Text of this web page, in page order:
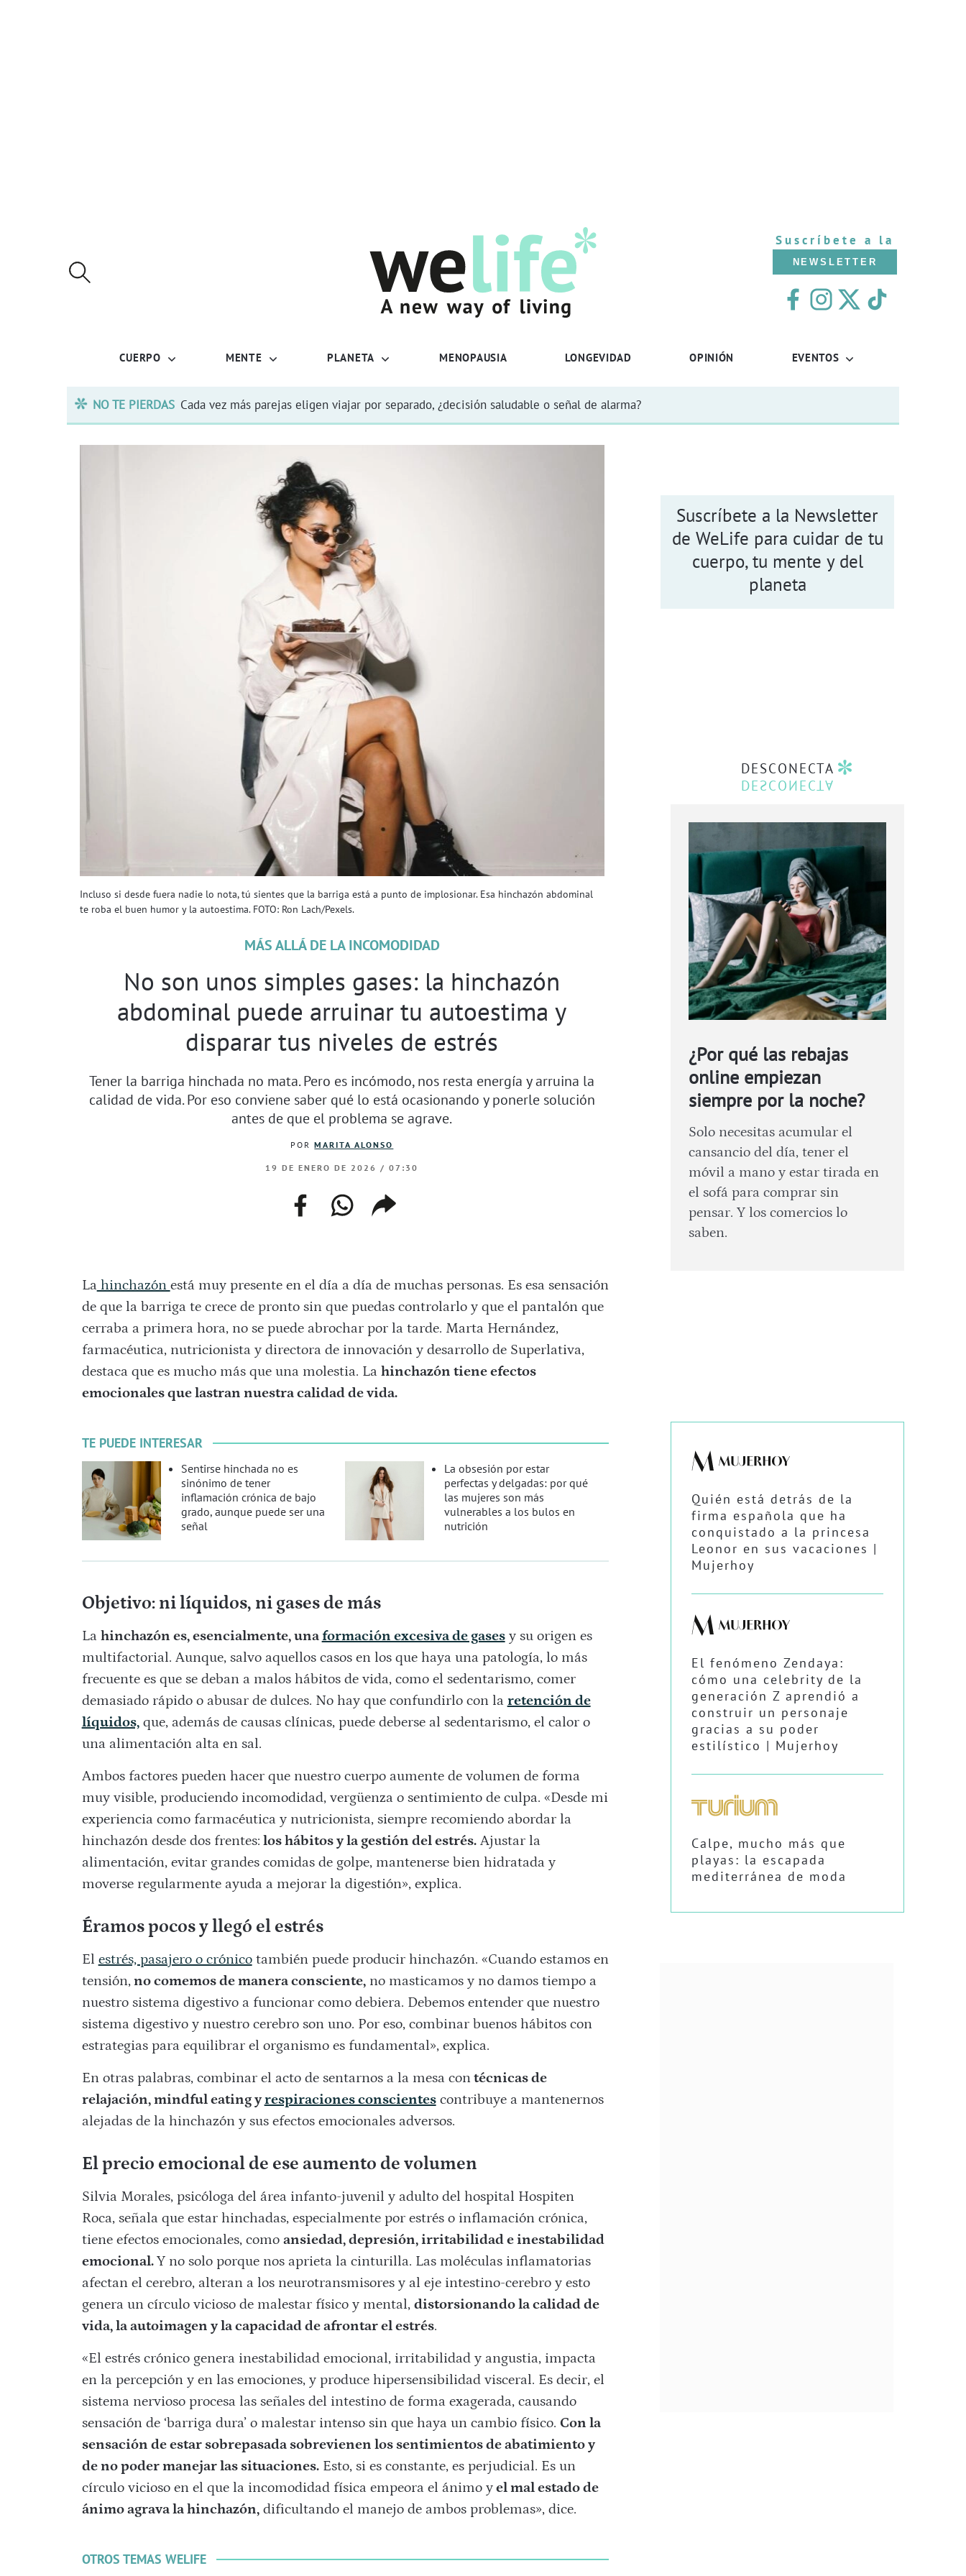
Suscríbete a la
NEWSLETTER
CUERPO MENTE PLANETA MENOPAUSIA LONGEVIDAD OPINIÓN EVENTOS
NO TE PIERDAS Cada vez más parejas eligen viajar por separado, ¿decisión saludable o señal de alarma?
Incluso si desde fuera nadie lo nota, tú sientes que la barriga está a punto de implosionar. Esa hinchazón abdominal
te roba el buen humor y la autoestima. FOTO: Ron Lach/Pexels.
MÁS ALLÁ DE LA INCOMODIDAD
No son unos simples gases: la hinchazón
abdominal puede arruinar tu autoestima y
disparar tus niveles de estrés
Tener la barriga hinchada no mata. Pero es incómodo, nos resta energía y arruina la
calidad de vida. Por eso conviene saber qué lo está ocasionando y ponerle solución
antes de que el problema se agrave.
PORMARITA ALONSO
19 DE ENERO DE 2026 / 07:30
facebookwhatsapp
web
copiar
enlace
Lahinchazón está muy presente en el día a día de muchas personas. Es esa sensación
de que la barriga te crece de pronto sin que puedas controlarlo y que el pantalón que
cerraba a primera hora, no se puede abrochar por la tarde. Marta Hernández,
farmacéutica, nutricionista y directora de innovación y desarrollo de Superlativa,
destaca que es mucho más que una molestia. La hinchazón tiene efectos
emocionales que lastran nuestra calidad de vida.
TE PUEDE INTERESAR
Sentirse hinchada no es
sinónimo de tener
inflamación crónica de bajo
grado, aunque puede ser una
señal
La obsesión por estar
perfectas y delgadas: por qué
las mujeres son más
vulnerables a los bulos en
nutrición
Objetivo: ni líquidos, ni gases de más
La hinchazón es, esencialmente, una formación excesiva de gasesy su origen es
multifactorial. Aunque, salvo aquellos casos en los que haya una patología, lo más
frecuente es que se deban a malos hábitos de vida, como el sedentarismo, comer
demasiado rápido o abusar de dulces. No hay que confundirlo con la retención de
líquidos,que, además de causas clínicas, puede deberse al sedentarismo, el calor o
una alimentación alta en sal.
Ambos factores pueden hacer que nuestro cuerpo aumente de volumen de forma
muy visible, produciendo incomodidad, vergüenza o sentimiento de culpa. «Desde mi
experiencia como farmacéutica y nutricionista, siempre recomiendo abordar la
hinchazón desde dos frentes: los hábitos y la gestión del estrés.Ajustar la
alimentación, evitar grandes comidas de golpe, mantenerse bien hidratada y
moverse regularmente ayuda a mejorar la digestión», explica.
Éramos pocos y llegó el estrés
El estrés, pasajero o crónicotambién puede producir hinchazón. «Cuando estamos en
tensión,no comemos de manera consciente,no masticamos y no damos tiempo a
nuestro sistema digestivo a funcionar como debiera. Debemos entender que nuestro
sistema digestivo y nuestro cerebro son uno. Por eso, combinar buenos hábitos con
estrategias para equilibrar el organismo es fundamental», explica.
En otras palabras, combinar el acto de sentarnos a la mesa contécnicas de
relajación, mindful eating yrespiraciones conscientescontribuye a mantenernos
alejadas de la hinchazón y sus efectos emocionales adversos.
El precio emocional de ese aumento de volumen
Silvia Morales, psicóloga del área infanto-juvenil y adulto del hospital Hospiten
Roca, señala que estar hinchadas, especialmente por estrés o inflamación crónica,
tiene efectos emocionales, como ansiedad, depresión, irritabilidad e inestabilidad
emocional.Y no solo porque nos aprieta la cinturilla. Las moléculas inflamatorias
afectan el cerebro, alteran a los neurotransmisores y al eje intestino-cerebro y esto
genera un círculoviciosode malestar físico y mental, distorsionando la calidad de
vida, la autoimagen y la capacidad de afrontar el estrés.
«El estrés crónico genera inestabilidad emocional, irritabilidad y angustia, impacta
en la percepción y en las emociones, y produce hipersensibilidad visceral. Es decir, el
sistema nervioso procesa las señales del intestino de forma exagerada, causando
sensación de ‘barriga dura’ o malestar intenso sin que haya un cambio físico. Con la
sensación de estar sobrepasada sobrevienen los sentimientos de abatimiento y
de no poder manejar las situaciones.Esto, si es constante, es perjudicial. Es un
círculo vicioso en el que la incomodidad física empeora el ánimo yel mal estado de
ánimo agrava la hinchazón,dificultando el manejo de ambos problemas», dice.
OTROS TEMAS WELIFE
Suscríbete a la Newsletter
de WeLife para cuidar de tu
cuerpo, tu mente y del
planeta
DESCONECTA
¿Por qué las rebajas
online empiezan
siempre por la noche?
Solo necesitas acumular el
cansancio del día, tener el
móvil a mano y estar tirada en
el sofá para comprar sin
pensar. Y los comercios lo
saben.
Quién está detrás de la
firma española que ha
conquistado a la princesa
Leonor en sus vacaciones |
Mujerhoy
El fenómeno Zendaya:
cómo una celebrity de la
generación Z aprendió a
construir un personaje
gracias a su poder
estilístico | Mujerhoy
Calpe, mucho más que
playas: la escapada
mediterránea de moda